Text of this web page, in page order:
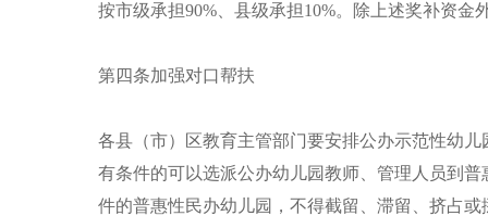
按市级承担90%、县级承担10%。除上述奖补资
第四条加强对口帮扶
各县（市）区教育主管部门要安排公办示范性幼
有条件的可以选派公办幼儿园教师、管理人员到
件的普惠性民办幼儿园，不得截留、滞留、挤占